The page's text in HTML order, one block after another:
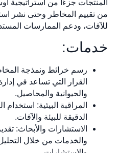
المنتجات جزءًا من استراتيجية
من تقييم المخاطر وحتى نشر
للآفات، ودعم الممارسات
خدمات:
رسم خرائط ونمذجة
القرار التي تساعد في
والحيوانية والمحاصيل.
المراقبة البيئية: استخدام
الدقيقة للبيئة والآفات.
الاستشارات والأبحاث:
والخدمات من خلال